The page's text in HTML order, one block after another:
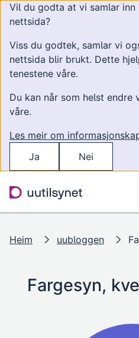
Vil du godta at vi samlar
nettsida?
Viss du godtek, samlar vi
nettsida blir brukt. Dette
tenestene våre.
Du kan når som helst
våre.
Les meir om
Ja
Nei
Heim uubloggen
Fargesyn,